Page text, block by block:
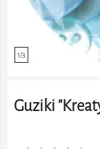
1/3
Guziki